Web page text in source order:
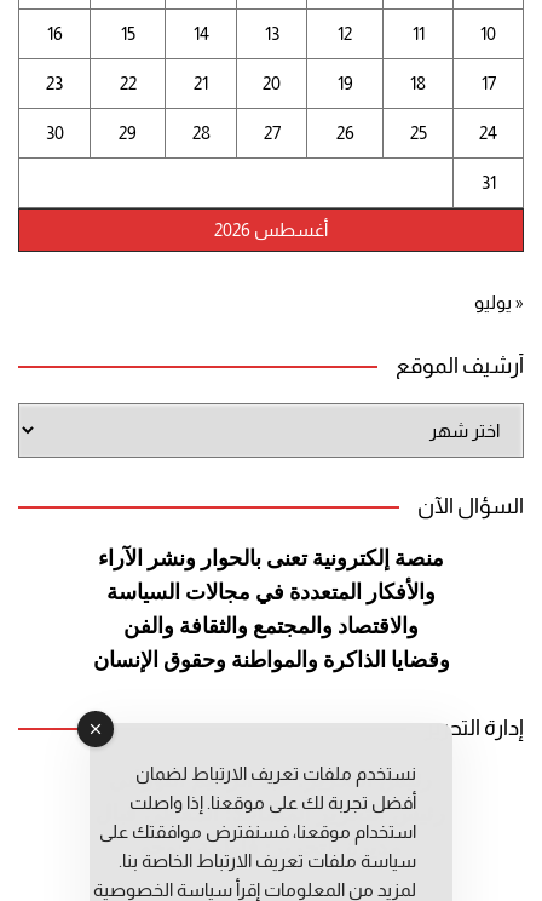
أغسطس 2026
10
11
12
13
14
15
16
17
18
19
20
21
22
23
24
25
26
27
28
29
30
31
« يوليو
أرشيف الموقع
الموقع
السؤال الآن
منصة إلكترونية تعنى بالحوار ونشر الآراء
والأفكار المتعددة في مجالات السياسة
والاقتصاد والمجتمع والثقافة والفن
وقضايا الذاكرة والمواطنة وحقوق الإنسان
إدارة التحرير
رئيس التحرير: عبد الرحيم التوراني
رئيس التحرير المساعد: المعطي قبال
مديرة التحرير: فاطمة حوحو
نستخدم ملفات تعريف الارتباط لضمان
أفضل تجربة لك على موقعنا. إذا واصلت
استخدام موقعنا، فسنفترض موافقتك على
سياسة ملفات تعريف الارتباط الخاصة بنا.
لمزيد من المعلومات إقرأ سياسة الخصوصية